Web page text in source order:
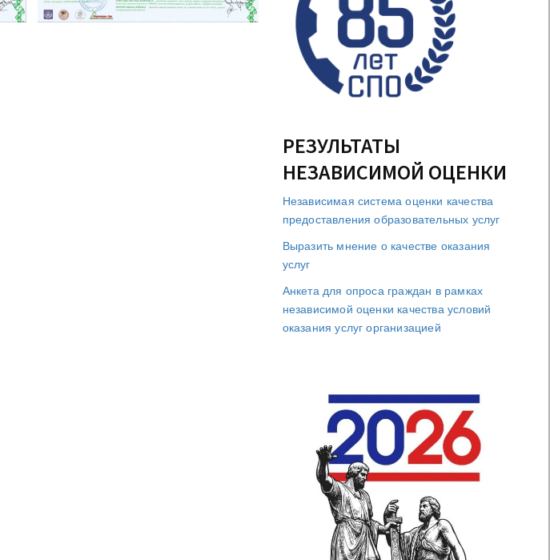
РЕЗУЛЬТАТЫ
НЕЗАВИСИМОЙ ОЦЕНКИ
Независимая система оценки качества
предоставления образовательных услуг
Выразить мнение о качестве оказания
услуг
Анкета для опроса граждан в рамках
независимой оценки качества условий
оказания услуг организацией